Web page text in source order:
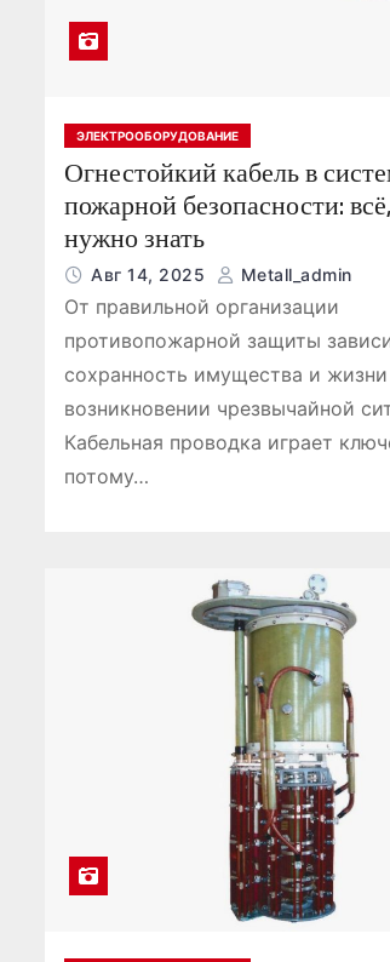
ЭЛЕКТРООБОРУДОВАНИЕ
Огнестойкий кабель в
пожарной безопасности:
нужно знать
Авг 14, 2025 Metall_admin
От правильной организации
противопожарной защиты
сохранность имущества и
возникновении чрезвычайной
Кабельная проводка играет
потому…